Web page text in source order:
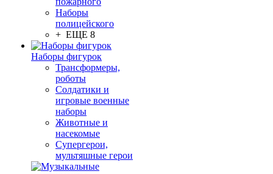
Наборы
полицейского
+ ЕЩЕ 8
Наборы фигурок
Трансформеры,
роботы
Солдатики и
игровые военные
наборы
Животные и
насекомые
Супергерои,
мультяшные герои